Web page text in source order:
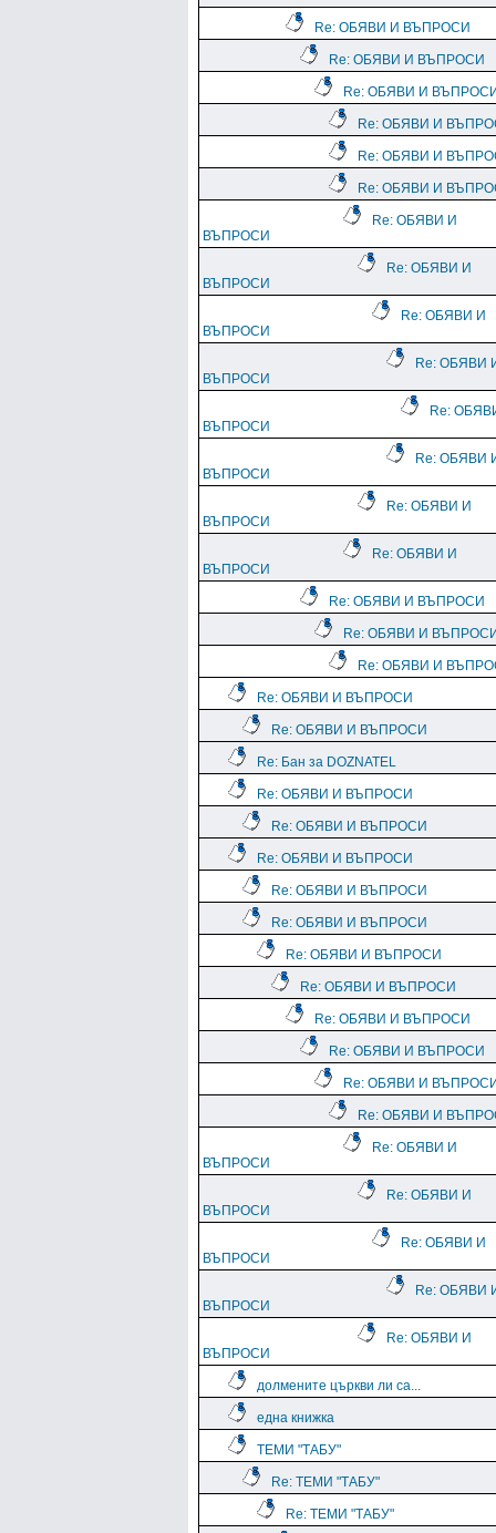
Re: ОБЯВИ И ВЪПРОСИ
Re: ОБЯВИ И ВЪПРОСИ
Re: ОБЯВИ И
Re: ОБЯВИ И
Re: ОБЯВИ И
Re: ОБЯВИ И
Re: ОБЯВИ И
ВЪПРОСИ
Re: ОБЯВИ И
ВЪПРОСИ
Re: ОБЯВИ И
ВЪПРОСИ
Re: ОБЯВИ
ВЪПРОСИ
Re:
ВЪПРОСИ
Re: ОБЯВИ
ВЪПРОСИ
Re: ОБЯВИ И
ВЪПРОСИ
Re: ОБЯВИ И
ВЪПРОСИ
Re: ОБЯВИ И ВЪПРОСИ
Re: ОБЯВИ И
Re: ОБЯВИ И
Re: ОБЯВИ И ВЪПРОСИ
Re: ОБЯВИ И ВЪПРОСИ
Re: Бан за DOZNATEL
Re: ОБЯВИ И ВЪПРОСИ
Re: ОБЯВИ И ВЪПРОСИ
Re: ОБЯВИ И ВЪПРОСИ
Re: ОБЯВИ И ВЪПРОСИ
Re: ОБЯВИ И ВЪПРОСИ
Re: ОБЯВИ И ВЪПРОСИ
Re: ОБЯВИ И ВЪПРОСИ
Re: ОБЯВИ И ВЪПРОСИ
Re: ОБЯВИ И ВЪПРОСИ
Re: ОБЯВИ И
Re: ОБЯВИ И
Re: ОБЯВИ И
ВЪПРОСИ
Re: ОБЯВИ И
ВЪПРОСИ
Re: ОБЯВИ И
ВЪПРОСИ
Re: ОБЯВИ
ВЪПРОСИ
Re: ОБЯВИ И
ВЪПРОСИ
долмените църкви ли са...
една книжка
ТЕМИ "ТАБУ"
Re: ТЕМИ "ТАБУ"
Re: ТЕМИ "ТАБУ"